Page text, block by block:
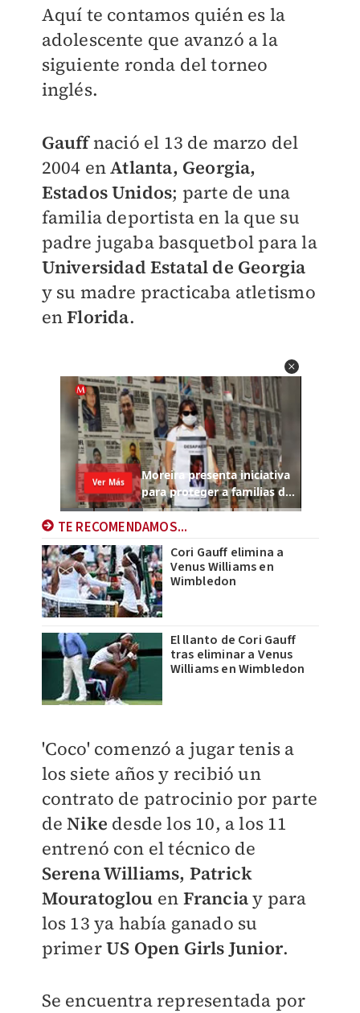
Aquí te contamos quién es la
adolescente que avanzó a la
siguiente ronda del torneo
inglés.
Gauffnació el 13 de marzo del
2004 enAtlanta, Georgia,
Estados Unidos; parte de una
familia deportista en la que su
padre jugaba basquetbol para la
Universidad Estatal de Georgia
y su madre practicaba atletismo
enFlorida.
TE RECOMENDAMOS...
Cori Gauff elimina a
Venus Williams en
Wimbledon
El llanto de Cori Gauff
tras eliminar a Venus
Williams en Wimbledon
'Coco' comenzó a jugar tenis a
los siete años y recibió un
contrato de patrocinio por parte
deNike desde los 10, a los 11
entrenó con el técnico de
Serena Williams, Patrick
Mouratoglou en Franciay para
los 13 ya había ganado su
primerUS Open Girls Junior.
Se encuentra representada por